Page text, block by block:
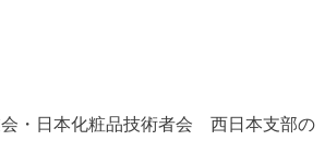
会・日本化粧品技術者会 西日本支部の